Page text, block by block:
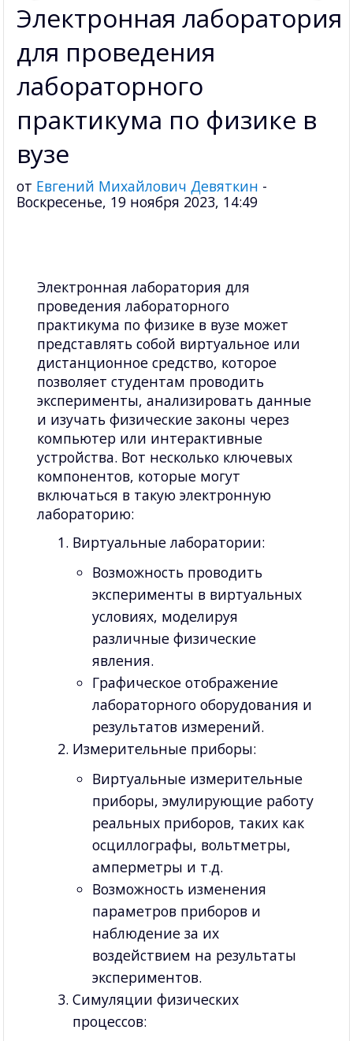
Электронная лаборатория
для проведения
лабораторного
практикума по физике в
вузе
от Евгений Михайлович Девяткин -
Воскресенье, 19 ноября 2023, 14:49
Электронная лаборатория для
проведения лабораторного
практикума по физике в вузе может
представлять собой виртуальное или
дистанционное средство, которое
позволяет студентам проводить
эксперименты, анализировать данные
и изучать физические законы через
компьютер или интерактивные
устройства. Вот несколько ключевых
компонентов, которые могут
включаться в такую электронную
лабораторию:
Виртуальные лаборатории:
Возможность проводить
эксперименты в виртуальных
условиях, моделируя
различные физические
явления.
Графическое отображение
лабораторного оборудования и
результатов измерений.
Измерительные приборы:
Виртуальные измерительные
приборы, эмулирующие работу
реальных приборов, таких как
осциллографы, вольтметры,
амперметры и т.д.
Возможность изменения
параметров приборов и
наблюдение за их
воздействием на результаты
экспериментов.
Симуляции физических
процессов: